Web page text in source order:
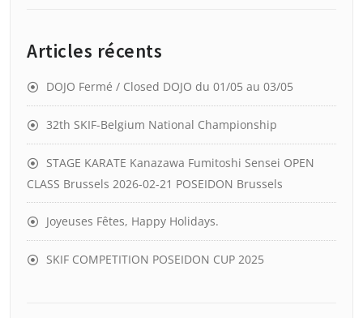
Articles récents
DOJO Fermé / Closed DOJO du 01/05 au 03/05
32th SKIF-Belgium National Championship
STAGE KARATE Kanazawa Fumitoshi Sensei OPEN
CLASS Brussels 2026-02-21 POSEIDON Brussels
Joyeuses Fêtes, Happy Holidays.
SKIF COMPETITION POSEIDON CUP 2025